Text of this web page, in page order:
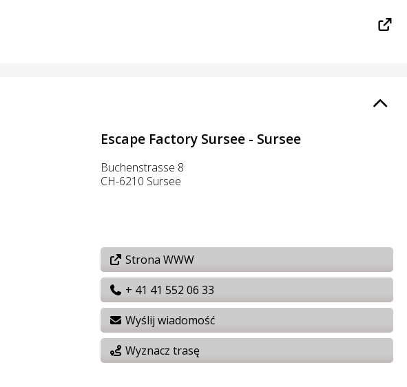
Escape Factory Sursee - Sursee
Buchenstrasse 8
CH-6210 Sursee
Strona WWW
+ 41 41 552 06 33
Wyślij wiadomość
Wyznacz trasę